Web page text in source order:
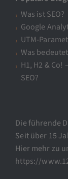
Was ist SEO?
Google
UTM-
Was
H1, H2 &
SEO?
Die führende
Seit über 15
Hier mehr zu
https://